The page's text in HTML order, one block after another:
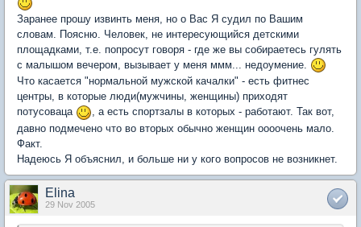
Заранее прошу извинть меня, но о Вас Я судил по Вашим
словам. Поясню. Человек, не интересующийся детскими
площадками, т.е. попросут говоря - где же вы собираетесь гулять
с малышом вечером, вызывает у меня ммм... недоумение.
Что касается "нормальной мужской качалки" - есть фитнес
центры, в которые люди(мужчины, женщины) приходят
потусоваца
, а есть спортзалы в которых - работают. Так вот,
давно подмечено что во вторых обычно женщин оооочень мало.
Факт.
Надеюсь Я объяснил, и больше ни у кого вопросов не возникнет.
Elina
29 Nov 2005